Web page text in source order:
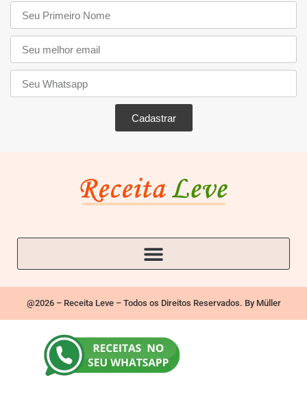
Cadastrar
@2026 – Receita Leve – Todos os Direitos Reservados. By Müller